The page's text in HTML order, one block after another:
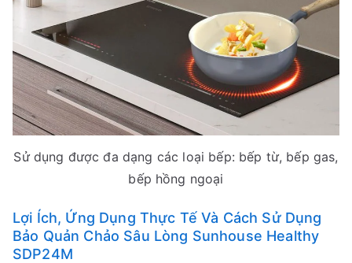
Sử dụng được đa dạng các loại bếp: bếp từ, bếp gas,
bếp hồng ngoại
Lợi Ích, Ứng Dụng Thực Tế Và Cách Sử Dụng
Bảo Quản Chảo Sâu Lòng Sunhouse Healthy
SDP24M